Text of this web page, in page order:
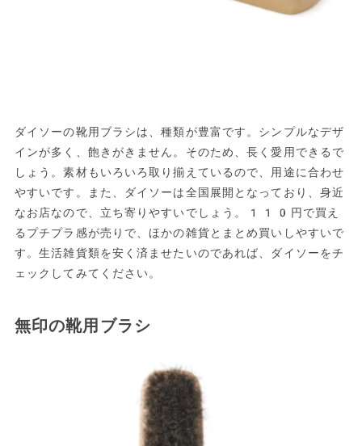
ダイソーの靴用ブラシは、種類が豊富です。シンプルなデザ
インが多く、飽きがきません。そのため、長く愛用できるで
しょう。素材もいろいろ取り揃えているので、用途に合わせ
やすいです。また、ダイソーは全国展開となっており、身近
なお店なので、立ち寄りやすいでしょう。110円で買え
るプチプラ感が売りで、ほかの雑貨とまとめ買いしやすいで
す。生活雑貨類を安く済ませたいのであれば、ダイソーをチ
ェックしてみてください。
無印の靴用ブラシ